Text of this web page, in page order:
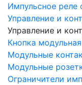
Импульсное реле
Управление и
Управление и
Кнопка
Модульные
Модульные
Ограничители